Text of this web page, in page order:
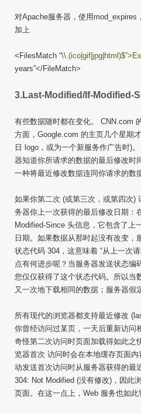
对Apache服务器，使用
加上
<FilesMatch “
years”</FileMatch>
3.Last-Modified/If-Modified-
有些数据随时都在变化。 CNN.com
方面，Google.com 的主页几个星期
日 logo，或为一个新服务作广告时)
器知道你所请求的数据的最后修改时
一种将最近修改数据连同你请求的数
如果你第二次 (或第三次，或第四次)
务器你上一次获得的最后修改日期：
Modified-Since 头信息，它包含了上
日期。如果数据从那时起没有改变，
状态代码 304，这意味着 “从上一次
点有何进步呢？当服务器发送状态编
您仅仅获得了这个状态代码。所以当
又一次地下载相同的数据；服务器假
所有现代的浏览器都支持最近修改
你曾经访问过某页，一天后重新访问
奇怪第二次访问时页面加载得如此
览器首次 访问时会在本地缓存页面
动发送首次访问时从服务器获得的最
304: Not Modified (没有修改)，因此
页面。在这一点上，Web 服务也如此